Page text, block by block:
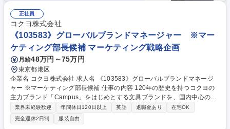
正社員
コクヨ株式会社
《103583》グローバルブランドマネージャー ※マー
ケティング部長候補 マーケティング戦略企画
月給48万円～75万円
東京都港区
企業名 コクヨ株式会社 求人名 《103583》グローバルブランドマネージ
ャー ※マーケティング部長候補 仕事の内容 120年の歴史を持つコクヨの
主力ブランド「Campus」をはじめとする文具ブランドを、国内中心のブ
ランド運用から、グローバルHQとして各地域をリードする体制へ転換
中。グローバルHQとして世界市場で通用するブラン ドへと進化させてい
ただきます。【詳細】◆グローバルブランド戦略の策定、ポジショニング
業界未経験歓迎 年間休日120日以上 英語 退職金あり
在宅OK
完全週休2日制
服装自由